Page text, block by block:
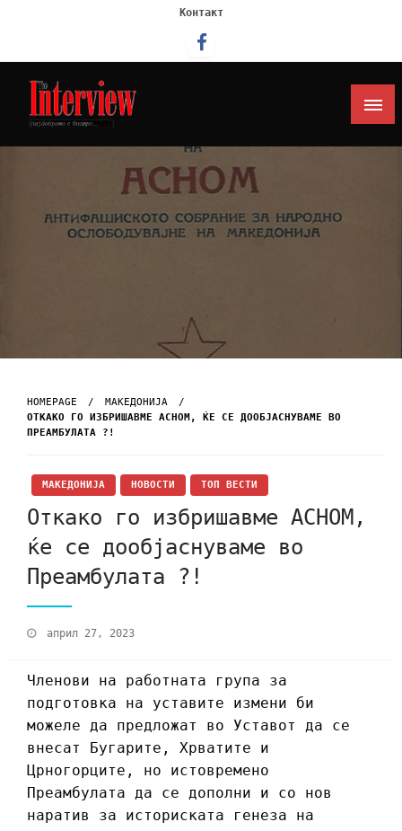
Контакт
Интервју
HOMEPAGE
МАКЕДОНИЈА
ОТКАКО ГО ИЗБРИШАВМЕ АСНОМ, ЌЕ СЕ ДООБЈАСНУВАМЕ ВО
ПРЕАМБУЛАТА ?!
МАКЕДОНИЈА НОВОСТИ ТОП ВЕСТИ
Откако го избришавме АСНОМ,
ќе се дообјаснуваме во
Преамбулата ?!
април 27, 2023
Членови на работната група за
подготовка на уставите измени би
можеле да предложат во Уставот да се
внесат Бугарите, Хрватите и
Црногорците, но истовремено
Преамбулата да се дополни и со нов
наратив за историската генеза на